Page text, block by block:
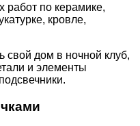
по керамике,
кровле,
дом в ночной клуб,
и элементы